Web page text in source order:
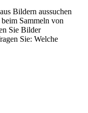
Bildern aussuchen
Sammeln von
Sie Bilder
Sie: Welche